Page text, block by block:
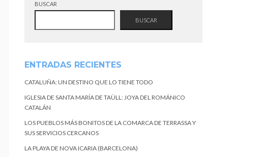
BUSCAR
BUSCAR
ENTRADAS RECIENTES
CATALUÑA: UN DESTINO QUE LO TIENE TODO
IGLESIA DE SANTA MARÍA DE TAÜLL: JOYA DEL ROMÁNICO
CATALÁN
LOS PUEBLOS MÁS BONITOS DE LA COMARCA DE TERRASSA Y
SUS SERVICIOS CERCANOS
LA PLAYA DE NOVA ICARIA (BARCELONA)